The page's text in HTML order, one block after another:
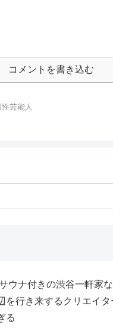
コメントを書き込む
性芸能人
ウナ付きの渋谷一軒家
を行き来するクリエイタ
る